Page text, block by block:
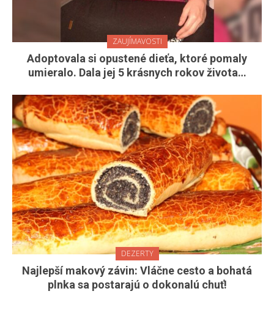
ZAUJÍMAVOSTI
Adoptovala si opustené dieťa, ktoré pomaly
umieralo. Dala jej 5 krásnych rokov života…
DEZERTY
Najlepší makový závin: Vláčne cesto a bohatá
plnka sa postarajú o dokonalú chuť!